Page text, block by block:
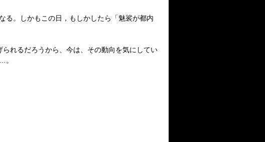
る。しかもこの日，もしかしたら「魅裟が都内
れるだろうから、今は、その動向を気にしてい
。